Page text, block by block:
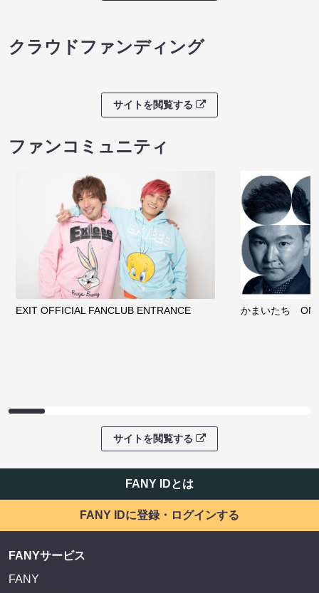
クラウドファンディング
サイトを閲覧する
ファンコミュニティ
EXIT OFFICIAL FANCLUB ENTRANCE かまいたち
サイトを閲覧する
FANY IDとは
FANY IDに登録・ログインする
FANYサービス
FANY